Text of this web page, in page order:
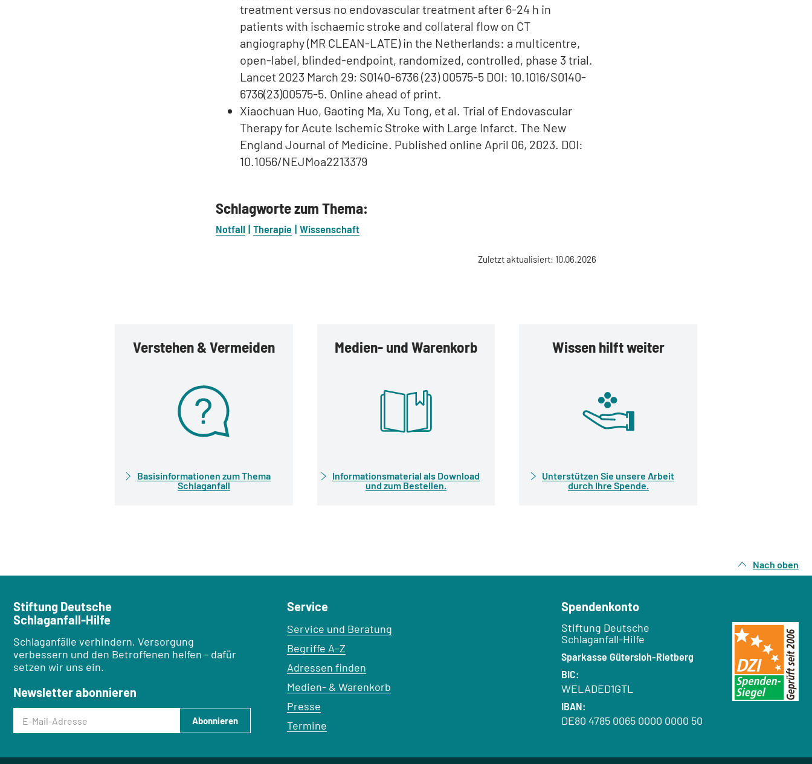
treatment versus no endovascular treatment after 6-24 h in
patients with ischaemic stroke and collateral flow on CT
angiography (MR CLEAN-LATE) in the Netherlands: a multicentre,
open-label, blinded-endpoint, randomized, controlled, phase 3 trial.
Lancet 2023 March 29; S0140-6736 (23) 00575-5 DOI: 10.1016/S0140-
6736(23)00575-5. Online ahead of print.
Xiaochuan Huo, Gaoting Ma, Xu Tong, et al. Trial of Endovascular
Therapy for Acute Ischemic Stroke with Large Infarct. The New
England Journal of Medicine. Published online April 06, 2023. DOI:
10.1056/NEJMoa2213379
Schlagworte zum Thema:
Notfall Therapie Wissenschaft
Zuletzt aktualisiert: 10.06.2026
Verstehen & Vermeiden
Basisinformationen zum Thema
Schlaganfall
Medien- und Warenkorb
Informationsmaterial als Download
und zum Bestellen.
Wissen hilft weiter
Unterstützen Sie unsere Arbeit
durch Ihre Spende.
Nach oben
Stiftung Deutsche
Schlaganfall-Hilfe
Schlaganfälle verhindern, Versorgung
verbessern und den Betroffenen helfen - dafür
setzen wir uns ein.
Newsletter abonnieren
E-Mail-Adresse
Abonnieren
Service
Service und Beratung
Begriffe A–Z
Adressen finden
Medien- & Warenkorb
Presse
Termine
Spendenkonto
Empfänger:
Stiftung Deutsche
Schlaganfall-Hilfe
Bank:
Sparkasse Gütersloh-Rietberg
BIC:
WELADED1GTL
IBAN:
DE80 4785 0065 0000 0000 50